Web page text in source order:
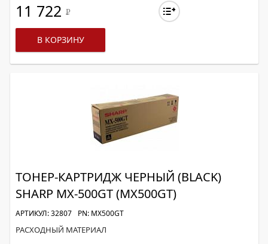
11 722 Р
В КОРЗИНУ
ТОНЕР-КАРТРИДЖ ЧЕРНЫЙ (BLACK)
SHARP MX-500GT (MX500GT)
АРТИКУЛ: 32807 PN: MX500GT
РАСХОДНЫЙ МАТЕРИАЛ